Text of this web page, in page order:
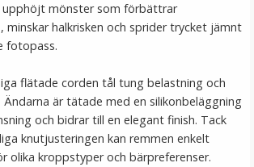
mönster som förbättrar
minskar halkrisken och sprider trycket jämnt
fotopass.
flätade corden tål tung belastning och
är tätade med en silikonbeläggning
och bidrar till en elegant finish. Tack
knutjusteringen kan remmen enkelt
olika kroppstyper och bärpreferenser.